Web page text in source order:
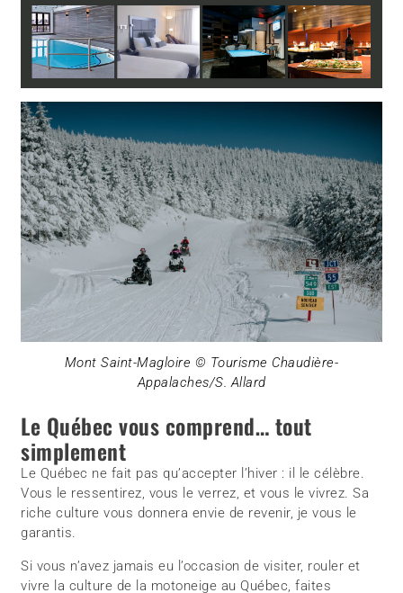
Mont Saint-Magloire © Tourisme Chaudière-
Appalaches/S. Allard
Le Québec vous comprend… tout
simplement
Le Québec ne fait pas qu’accepter l’hiver : il le célèbre.
Vous le ressentirez, vous le verrez, et vous le vivrez. Sa
riche culture vous donnera envie de revenir, je vous le
garantis.
Si vous n’avez jamais eu l’occasion de visiter, rouler et
vivre la culture de la motoneige au Québec, faites